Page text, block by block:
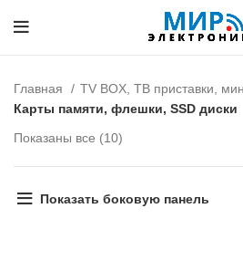
Главная
TV BOX, ТВ приставки,
Карты памяти, флешки, SSD диски
Показаны все (10)
Показать боковую панель